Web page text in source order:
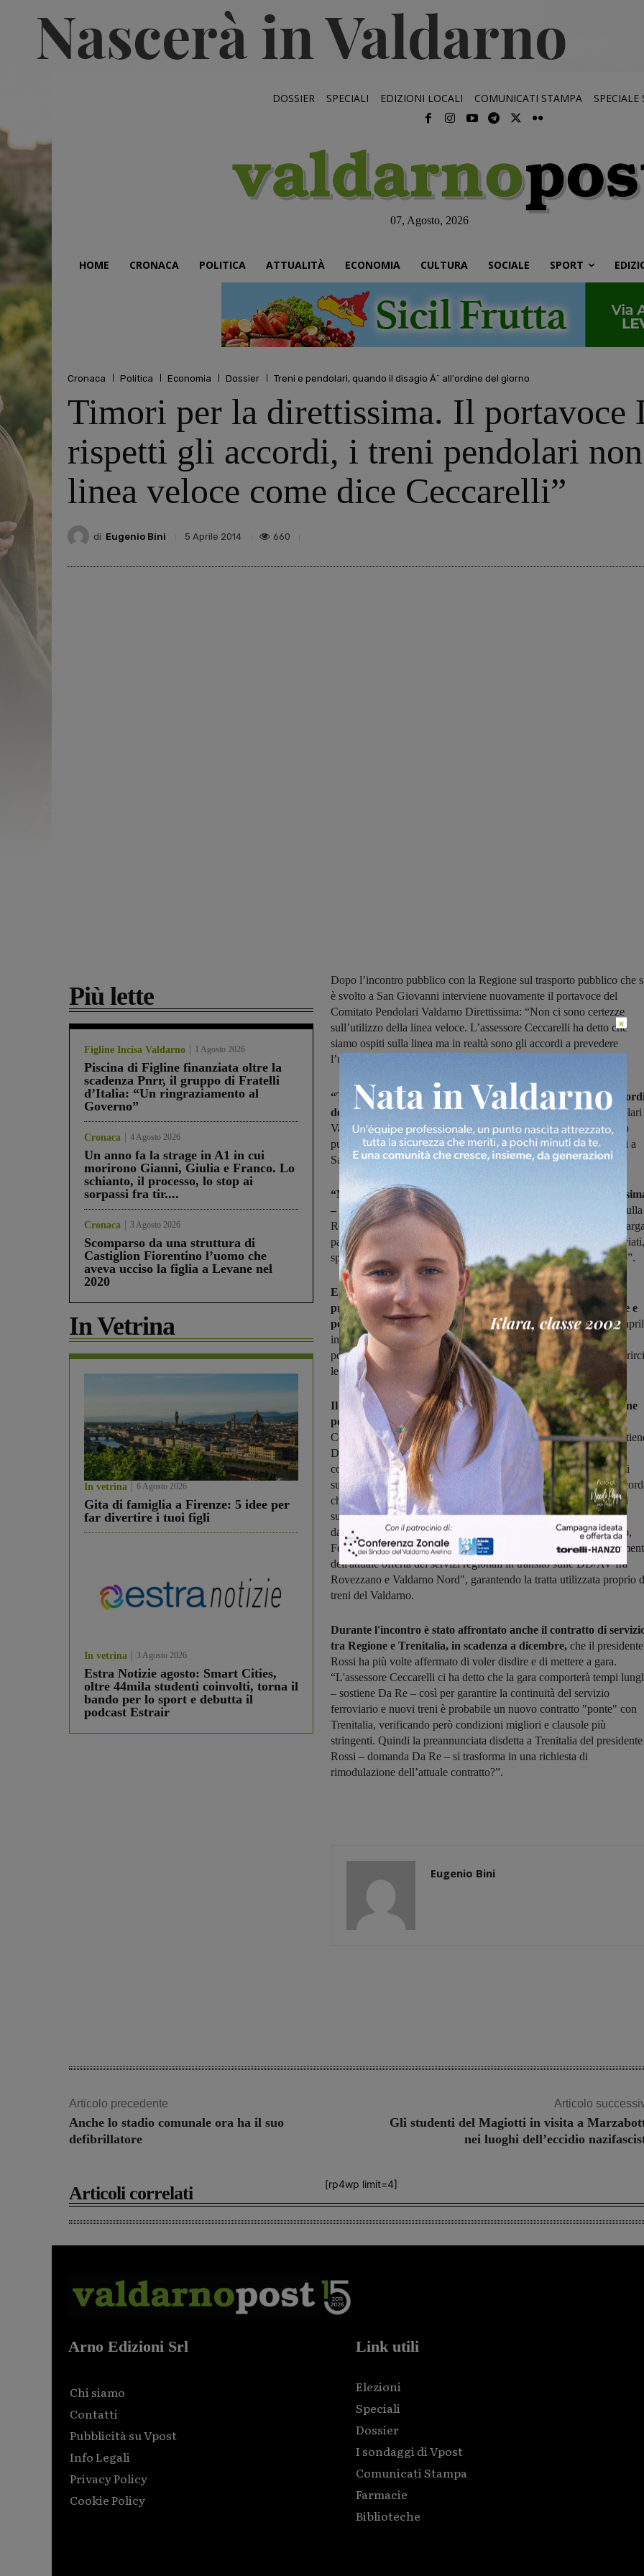
DOSSIER SPECIALI EDIZIONI LOCALI COMUNICATI STAMPA SPECIALE
07, Agosto, 2026
HOME CRONACA POLITICA ATTUALITÀ ECONOMIA CULTURA SOCIALE SPORT
Cronaca Politica Economia Dossier Treni e pendolari, quando il disagio Ã¨ all'ordine del giorno
Timori per la direttissima. Il portavoce
rispetti gli accordi, i treni pendolari
linea veloce come dice Ceccarelli”
di Eugenio Bini 5 Aprile 2014 660
Più lette
Figline Incisa Valdarno 1 Agosto 2026
Piscina di Figline finanziata oltre la
scadenza Pnrr, il gruppo di Fratelli
d’Italia: “Un ringraziamento al
Governo”
Cronaca 4 Agosto 2026
Un anno fa la strage in A1 in cui
morirono Gianni, Giulia e Franco. Lo
schianto, il processo, lo stop ai
sorpassi fra tir....
Cronaca 3 Agosto 2026
Scomparso da una struttura di
Castiglion Fiorentino l’uomo che
aveva ucciso la figlia a Levane nel
2020
In Vetrina
In vetrina 6 Agosto 2026
Gita di famiglia a Firenze: 5 idee per
far divertire i tuoi figli
In vetrina 3 Agosto 2026
Estra Notizie agosto: Smart Cities,
oltre 44mila studenti coinvolti, torna il
bando per lo sport e debutta il
podcast Estrair
Dopo l’incontro pubblico con la Regione sul trasporto pubblico che
è svolto a San Giovanni interviene nuovamente il portavoce del
Comitato Pendolari Valdarno Direttissima: “Non ci sono certezze
sull’utilizzo della linea veloce. L’assessore Ceccarelli ha detto che
siamo ospiti sulla linea ma in realtà sono gli accordi a prevedere
l’utilizzo per i treni pendolari: devono essere fatti rispettare”.
“Tutelare i treni pendolari per l’uso della direttissima: gli
devono essere fatti rispettare”. Il portavoce del Comitato Pendolari
Valdarno Direttissima, Maurizio Da Re, interviene dopo l'incontro
pubblico con l'assessore regionale ai trasporti Vincenzo Ceccarelli a
San Giovanni Valdarno.
“Non ci sono garanzie sul prossimo futuro della linea
– scrive Da Re –con l'arrivo dal 2015 di 50 nuove Freccerosse sulla
Roma-Firenze i treni regionali del Valdarno rischiano di finire in
parte sulla linea lenta per Pontassieve, dove già oggi vengono deviati,
spesso e volentieri, da parte di RFI, gestore del traffico ferroviario”.
E proprio questo tema di prioritaria importanza sarà molto
probabilmente al centro di un tavolo di confronto tra Regione e
pendolari:“L'assessore Ceccarelli ci ha preannunciato che il 14
incontrerà tutti i comitati pendolari della Toscana – riferisce il
portavoce del comitato – e in quella occasione RFI dovrebbe chiarirci
le prospettive e gli eventuali interventi sulla linea Direttissima”.
Il comitato pendolari è perplesso sulla possibilità che la Regione
possa incidere a favore dei treni dei pendolari:“L'assessore
Ceccarelli ha preso impegni ma ha ammesso pubblicamente –
Da Re – che la Regione non ha armi per fronteggiare RFI nella
conferma dell'uso della direttissima per i propri treni: "siamo ospiti
sulla linea" ha detto l'assessore». Ma il portavoce dei pendolari
che l'utilizzo della Direttissima è previsto negli Accordi sottoscritti
sull'Alta Velocità ferroviaria di Firenze, ed è confermato anche
dall'ultimo Atto firmato nell'agosto del 2011 da Regione, Governo,
Ferrovie e Comune di Firenze, che prevede tra l'altro "il
dell'attuale offerta dei servizi regionali in transito sulle DD/AV fra
Rovezzano e Valdarno Nord", garantendo la tratta utilizzata proprio
treni del Valdarno.
Durante l'incontro è stato affrontato anche il contratto di
tra Regione e Trenitalia, in scadenza a dicembre, che il presidente
Rossi ha più volte affermato di voler disdire e di mettere a gara.
“L'assessore Ceccarelli ci ha detto che la gara comporterà tempi
– sostiene Da Re – così per garantire la continuità del servizio
ferroviario e nuovi treni è probabile un nuovo contratto "ponte" con
Trenitalia, verificando però condizioni migliori e clausole più
stringenti. Quindi la preannunciata disdetta a Trenitalia del presidente
Rossi – domanda Da Re – si trasforma in una richiesta di
rimodulazione dell’attuale contratto?”.
Eugenio Bini
Articolo precedente
Anche lo stadio comunale ora ha il suo
defibrillatore
Articolo
Gli studenti del Magiotti in visita a
nei luoghi dell’eccidio
[rp4wp limit=4]
Articoli correlati
Arno Edizioni Srl
Chi siamo
Contatti
Pubblicità su Vpost
Info Legali
Privacy Policy
Cookie Policy
Link utili
Elezioni
Speciali
Dossier
I sondaggi di Vpost
Comunicati Stampa
Farmacie
Biblioteche
×